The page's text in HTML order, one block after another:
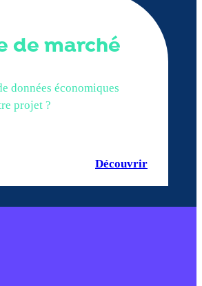
de marché
données économiques
projet ?
Découvrir